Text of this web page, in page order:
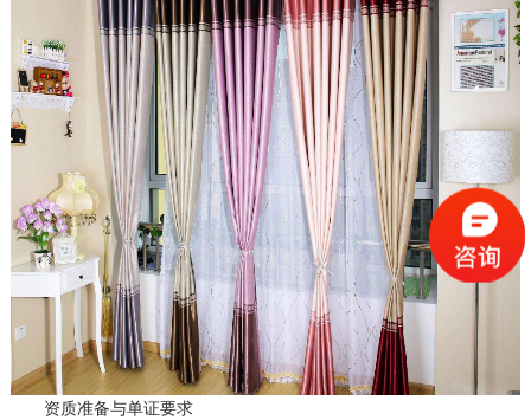
资质准备与单证要求